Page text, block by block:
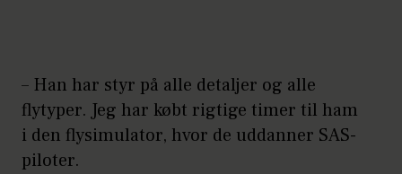
– Han har styr på alle detaljer og alle
flytyper. Jeg har købt rigtige timer til ham
i den flysimulator, hvor de uddanner SAS-
piloter.